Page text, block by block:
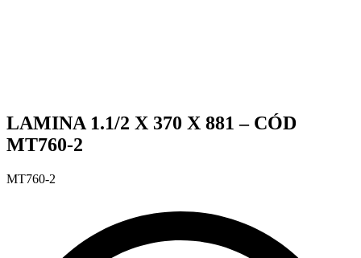
LAMINA 1.1/2 X 370 X 881 – CÓD
MT760-2
MT760-2